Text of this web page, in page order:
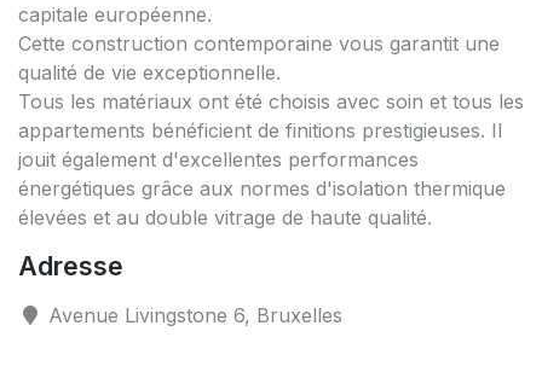
capitale européenne.
Cette construction contemporaine vous garantit une
qualité de vie exceptionnelle.
Tous les matériaux ont été choisis avec soin et tous les
appartements bénéficient de finitions prestigieuses. Il
jouit également d'excellentes performances
énergétiques grâce aux normes d'isolation thermique
élevées et au double vitrage de haute qualité.
Adresse
Avenue Livingstone 6, Bruxelles